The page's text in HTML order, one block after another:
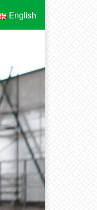
English